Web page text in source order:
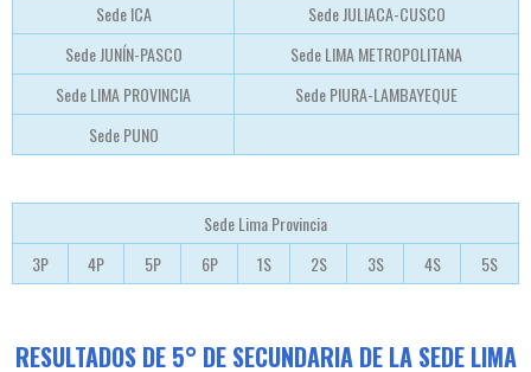
Sede ICA
Sede JULIACA-CUSCO
Sede JUNÍN-PASCO
Sede LIMA METROPOLITANA
Sede LIMA PROVINCIA
Sede PIURA-LAMBAYEQUE
Sede PUNO
Sede Lima Provincia
3P
4P 5P 6P 1S 2S 3S 4S 5S
RESULTADOS DE 5° DE SECUNDARIA DE LA SEDE LIMA